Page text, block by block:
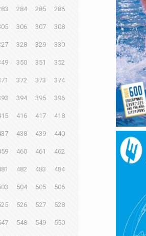
284 285 286
306 307 308
328 329 330
350 351 352
372 373 374
394 395 396
416 417 418
438 439 440
460 461 462
482 483 484
504 505 506
526 527 528
548 549 550